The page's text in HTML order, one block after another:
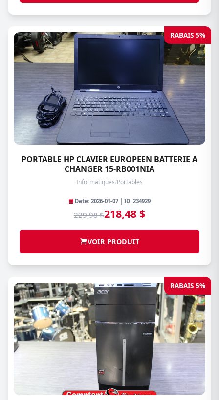
RABAIS 5%
PORTABLE HP CLAVIER EUROPEEN BATTERIE A
CHANGER 15-RB001NIA
Informatiques/Portables
Date: 2026-01-07 | ID: 234929
229,98 $218,48 $
VOIR PRODUIT
RABAIS 5%